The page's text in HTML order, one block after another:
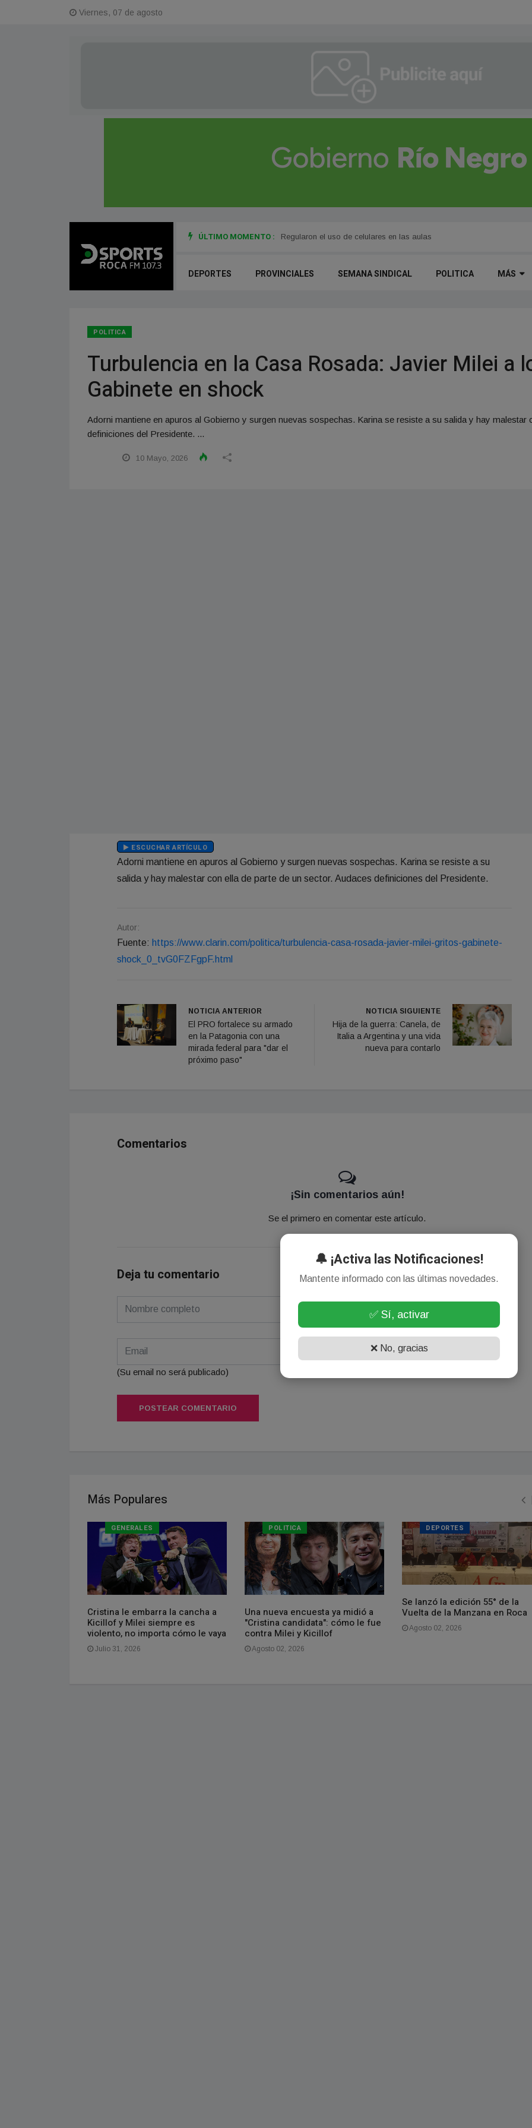
Viernes, 07 de agosto
ÚLTIMO MOMENTO : Ciencia y energía en la agenda de Fullone con Kumar
DEPORTES PROVINCIALES SEMANA SINDICAL POLITICA MÁS
POLITICA
Turbulencia en la Casa Rosada: Javier Milei a
Gabinete en shock
Adorni mantiene en apuros al Gobierno y surgen nuevas sospechas. Karina se resiste a su salida y hay malestar
definiciones del Presidente. ...
10 Mayo, 2026
ESCUCHAR ARTÍCULO
Adorni mantiene en apuros al Gobierno y surgen nuevas sospechas. Karina se resiste a su
salida y hay malestar con ella de parte de un sector. Audaces definiciones del Presidente.
Autor:
Fuente: https://www.clarin.com/politica/turbulencia-casa-rosada-javier-milei-gritos-gabinete-
shock_0_tvG0FZFgpF.html
NOTICIA ANTERIOR
El PRO fortalece su armado
en la Patagonia con una
mirada federal para "dar el
próximo paso"
NOTICIA SIGUIENTE
Hija de la guerra: Canela, de
Italia a Argentina y una vida
nueva para contarlo
Comentarios
¡Sin comentarios aún!
Se el primero en comentar este artículo.
Deja tu comentario
(Su email no será publicado)
POSTEAR COMENTARIO
Más Populares
GENERALES
Cristina le embarra la cancha a
Kicillof y Milei siempre es
violento, no importa cómo le vaya
Julio 31, 2026
POLITICA
Una nueva encuesta ya midió a
"Cristina candidata": cómo le fue
contra Milei y Kicillof
Agosto 02, 2026
DEPORTES
Se lanzó la edición 55° de la
Vuelta de la Manzana en Roca
Agosto 02, 2026
🔔 ¡Activa las Notificaciones!
Mantente informado con las últimas novedades.
✅ Sí, activar
❌ No, gracias